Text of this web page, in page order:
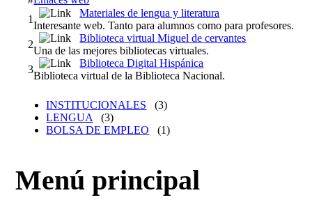
1
Materiales de lengua y literatura
Interesante web. Tanto para alumnos como para profesores.
2
Biblioteca virtual Miguel de cervantes
Una de las mejores bibliotecas virtuales.
3
Biblioteca Digital Hispánica
Biblioteca virtual de la Biblioteca Nacional.
INSTITUCIONALES
(3)
LENGUA
(3)
BOLSA DE EMPLEO
(1)
Menú principal